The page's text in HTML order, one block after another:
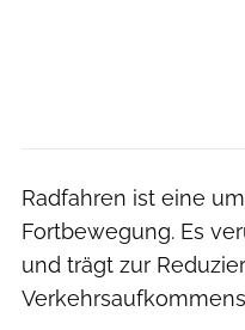
Radfahren ist eine
Fortbewegung. Es
und trägt zur